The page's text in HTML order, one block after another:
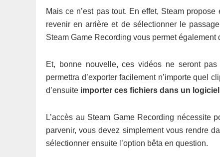
Mais ce n’est pas tout. En effet, Steam propose
revenir en arrière et de sélectionner le
Steam Game Recording vous permet également
Et, bonne nouvelle, ces vidéos ne seront
permettra d’exporter facilement n’importe quel
d’ensuite importer ces fichiers dans un
L’accès au Steam Game Recording nécessite
parvenir, vous devez simplement vous rendre
sélectionner ensuite l’option bêta en question.